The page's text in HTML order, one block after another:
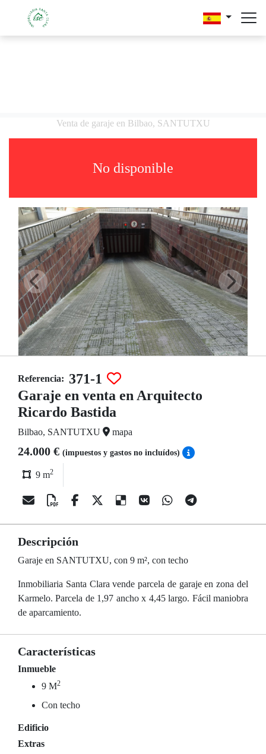
Venta de garaje en Bilbao, SANTUTXU
No disponible
Referencia: 371-1
Garaje en venta en Arquitecto
Ricardo Bastida
Bilbao, SANTUTXU mapa
24.000 € (impuestos y gastos no incluídos)
9 m2
Descripción
Garaje en SANTUTXU, con 9 m², con techo
Inmobiliaria Santa Clara vende parcela de garaje en zona del
Karmelo. Parcela de 1,97 ancho x 4,45 largo. Fácil maniobra
de aparcamiento.
Características
Inmueble
9 M2
Con techo
Edificio
Extras